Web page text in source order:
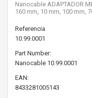
Nanocable ADAPTADOR
160 mm, 10 mm, 100 mm,
Referencia
10.99.0001
Part Number:
Nanocable 10.99.0001
EAN:
8433281005143